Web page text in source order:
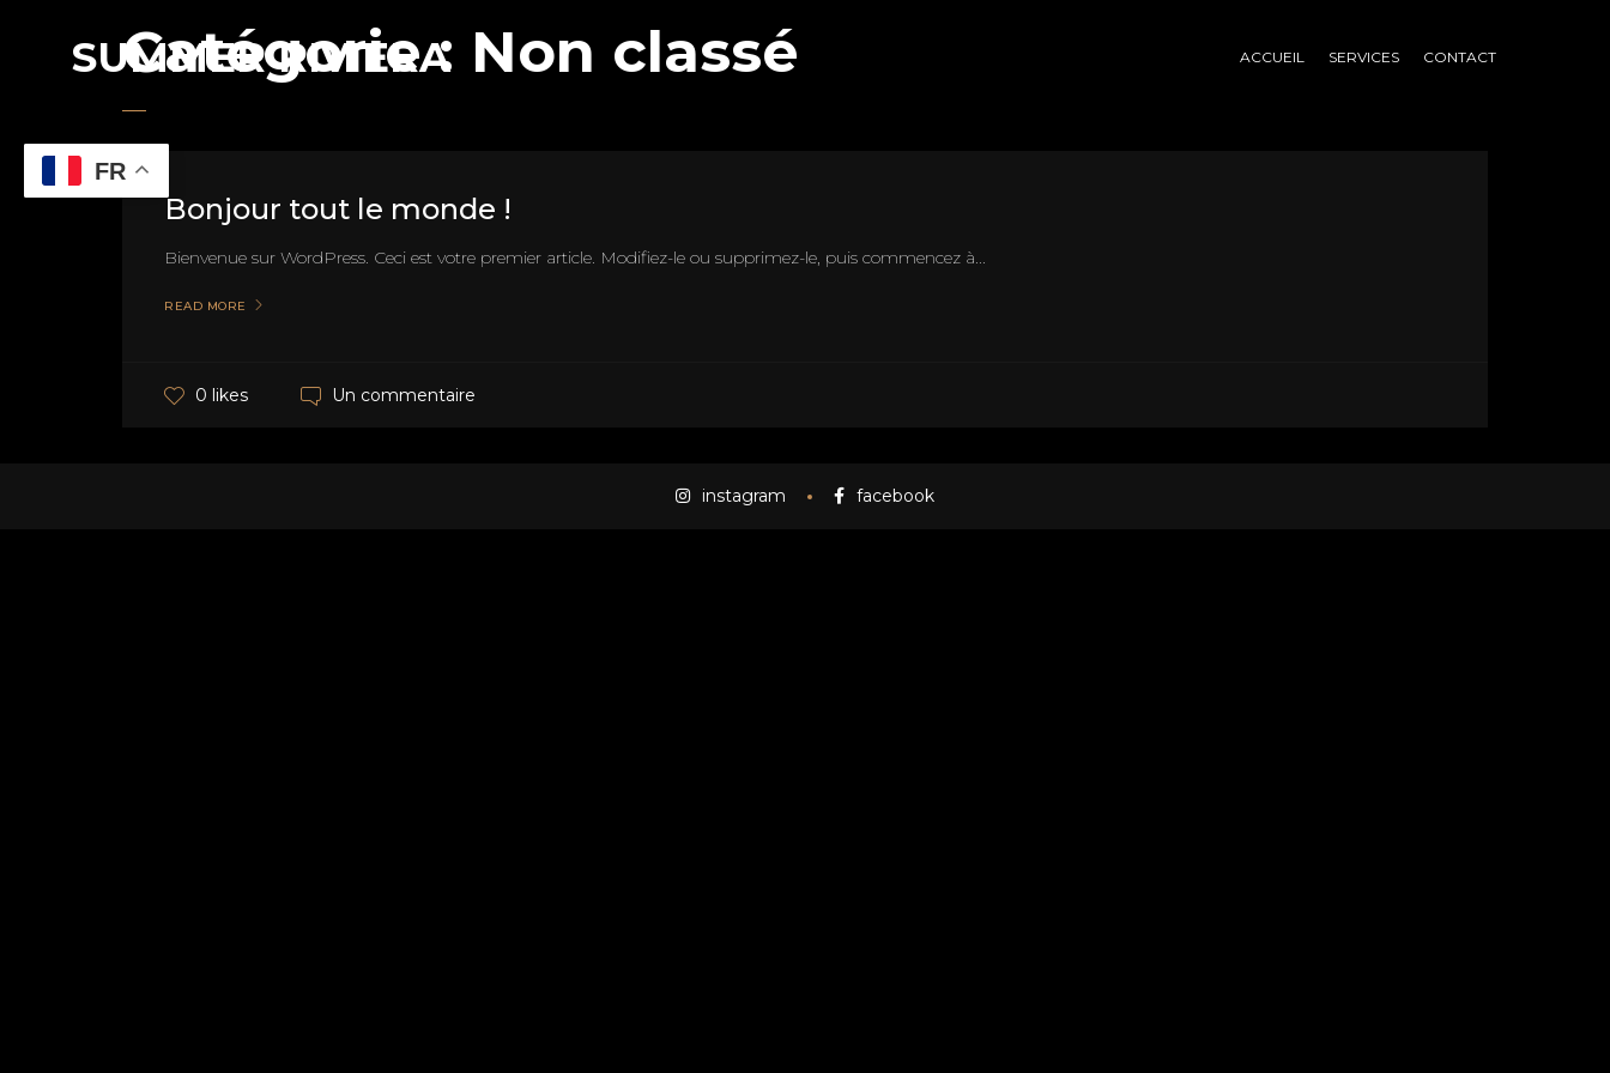
SUMMER RIVIERA ACCUEIL SERVICES CONTACT
Catégorie : Non classé
Bonjour tout le monde !
Bienvenue sur WordPress. Ceci est votre premier article. Modifiez-le ou supprimez-le, puis commencez à...
READ MORE
0 likes Un commentaire
instagram facebook
FR